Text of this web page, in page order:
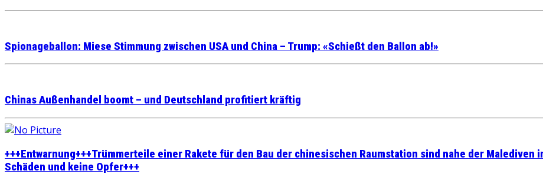
Spionageballon: Miese Stimmung zwischen USA und China – Trump: «Schießt den Ballon ab!»
Chinas Außenhandel boomt – und Deutschland profitiert kräftig
+++Entwarnung+++Trümmerteile einer Rakete für den Bau der chinesischen Raumstation sind nahe der Malediven
Schäden und keine Opfer+++